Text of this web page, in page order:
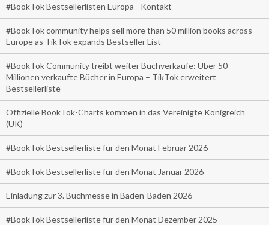
#BookTok Bestsellerlisten Europa - Kontakt
#BookTok community helps sell more than 50 million books across
Europe as TikTok expands Bestseller List
#BookTok Community treibt weiter Buchverkäufe: Über 50
Millionen verkaufte Bücher in Europa – TikTok erweitert
Bestsellerliste
Offizielle BookTok-Charts kommen in das Vereinigte Königreich
(UK)
#BookTok Bestsellerliste für den Monat Februar 2026
#BookTok Bestsellerliste für den Monat Januar 2026
Einladung zur 3. Buchmesse in Baden-Baden 2026
#BookTok Bestsellerliste für den Monat Dezember 2025